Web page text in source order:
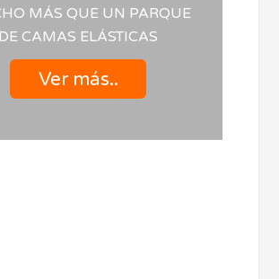
MÁS QUE UN PARQUE
DE CAMAS ELÁSTICAS
Ver más..